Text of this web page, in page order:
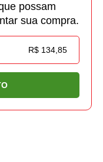
possam
sua compra.
R$ 134,85